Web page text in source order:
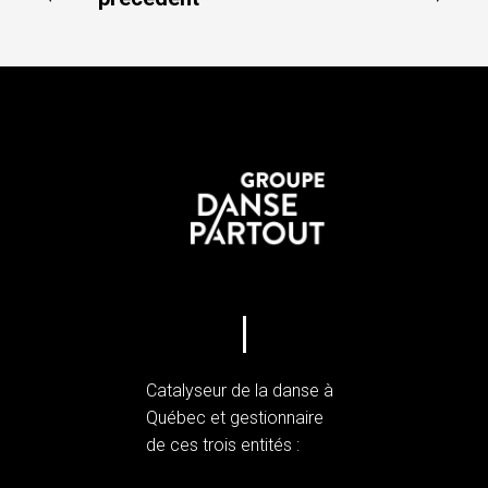
Catalyseur de la danse à
Québec et gestionnaire
de ces trois entités :